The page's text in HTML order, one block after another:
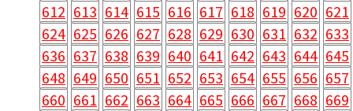
612 613 614 615 616 617 618 619 620 621
624 625 626 627 628 629 630 631 632 633
636 637 638 639 640 641 642 643 644 645
648 649 650 651 652 653 654 655 656 657
660 661 662 663 664 665 666 667 668 669